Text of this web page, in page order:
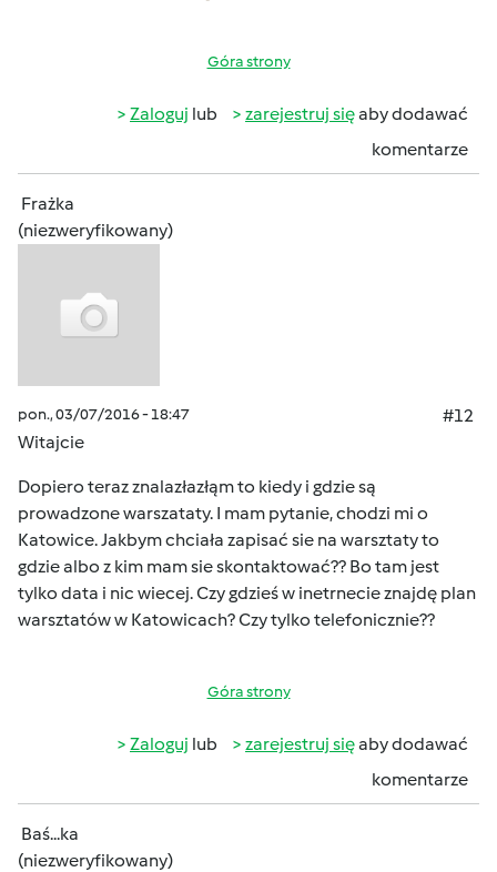
Góra strony
Zaloguj lub zarejestruj sięaby dodawać
komentarze
Frażka
(niezweryfikowany)
pon., 03/07/2016 - 18:47
#12
Witajcie
Dopiero teraz znalazłazłąm to kiedy i gdzie są
prowadzone warszataty. I mam pytanie, chodzi mi o
Katowice. Jakbym chciała zapisać sie na warsztaty to
gdzie albo z kim mam sie skontaktować?? Bo tam jest
tylko data i nic wiecej. Czy gdzieś w inetrnecie znajdę plan
warsztatów w Katowicach? Czy tylko telefonicznie??
Góra strony
Zaloguj lub zarejestruj sięaby dodawać
komentarze
Baś...ka
(niezweryfikowany)